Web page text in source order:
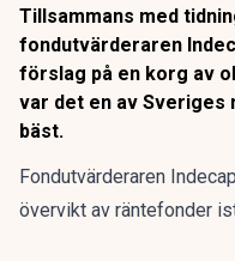
Tillsammans med
fondutvärderaren
förslag på en korg av
var det en av Sveriges
bäst.
Fondutvärderaren
övervikt av räntefonder